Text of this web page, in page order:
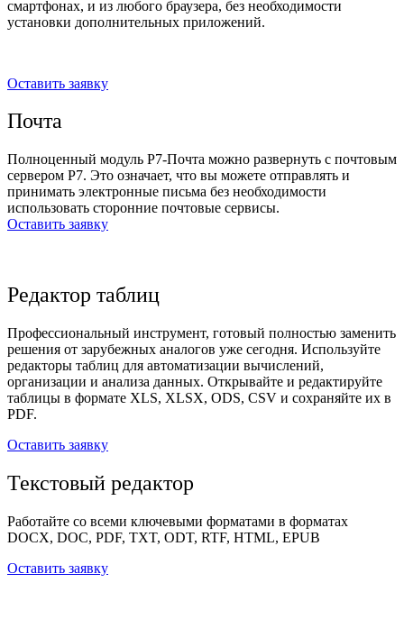
смартфонах, и из любого браузера, без необходимости
установки дополнительных приложений.
Оставить заявку
Почта
Полноценный модуль Р7-Почта можно развернуть с почтовым
сервером Р7. Это означает, что вы можете отправлять и
принимать электронные письма без необходимости
использовать сторонние почтовые сервисы.
Оставить заявку
Редактор таблиц
Профессиональный инструмент, готовый полностью заменить
решения от зарубежных аналогов уже сегодня. Используйте
редакторы таблиц для автоматизации вычислений,
организации и анализа данных. Открывайте и редактируйте
таблицы в формате XLS, XLSX, ODS, CSV и сохраняйте их в
PDF.
Оставить заявку
Текстовый редактор
Работайте со всеми ключевыми форматами в форматах
DOCX, DOC, PDF, TXT, ODT, RTF, HTML, EPUB
Оставить заявку